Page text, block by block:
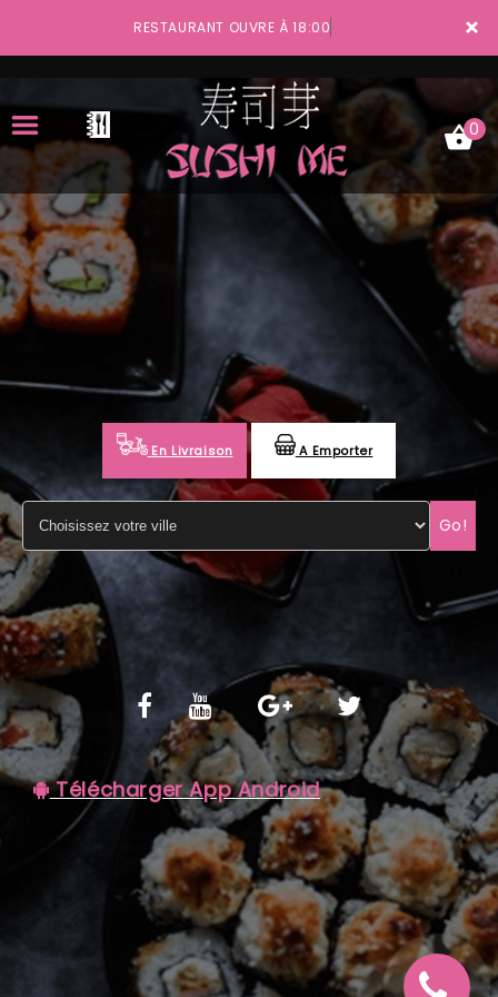
×
RESTAURANT OUVRE À 18:00
ACCUEIL
LA CARTE
VOTRE COMPTE
NOTRE RESTAURANT
MENTIONS LÉGALES
C.G.V
0
En Livraison A Emporter
Go!
Télécharger App Android